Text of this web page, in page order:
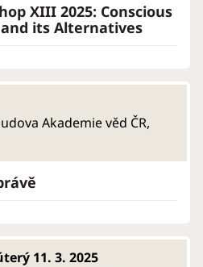
XIII 2025: Conscious
its Alternatives
Akademie věd ČR,
11. 3. 2025